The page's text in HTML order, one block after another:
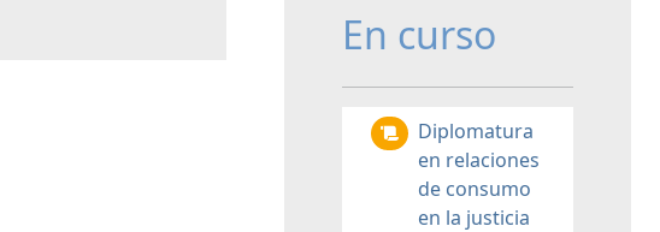
En curso
Diplomatura
en relaciones
de consumo
en la justicia